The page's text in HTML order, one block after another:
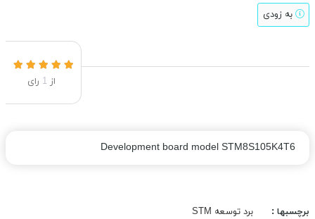
به زودی
از 1 رای
Development board model STM8S105K4T6
برچسبها : برد توسعه STM